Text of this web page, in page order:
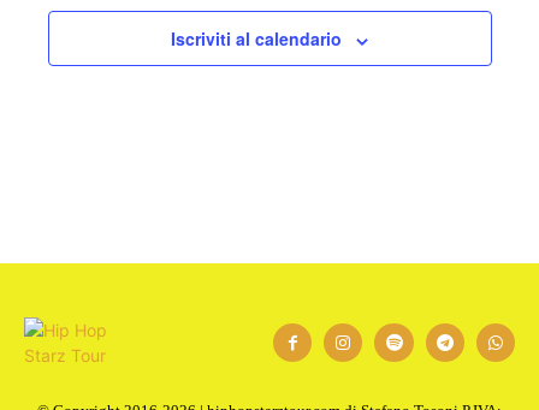
Iscriviti al calendario